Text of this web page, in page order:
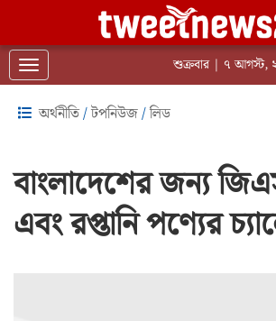
Toggle navigation শুক্রবার | ৭ আগস্ট,
অর্থনীতি/টপনিউজ/লিড
বাংলাদেশের জন্য
এবং রপ্তানি পণ্যের